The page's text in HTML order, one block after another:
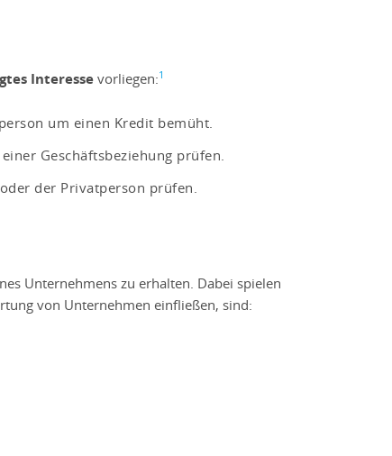
Interessevorliegen:1
um einen Kredit bemüht.
Geschäftsbeziehung prüfen.
der Privatperson prüfen.
Unternehmens zu erhalten. Dabei spielen
von Unternehmen einfließen, sind: